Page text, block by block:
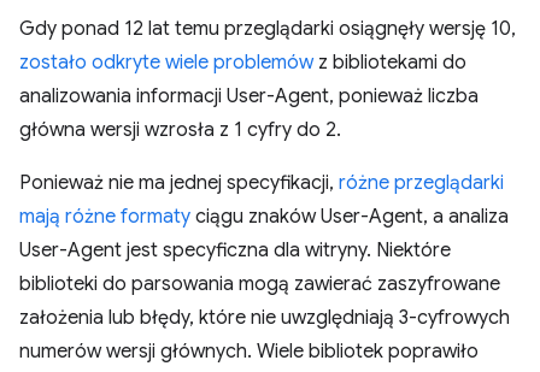
Gdy ponad 12 lat temu przeglądarki osiągnęły wersję 10,
zostało odkryte wiele problemówz bibliotekami do
analizowania informacji User-Agent, ponieważ liczba
główna wersji wzrosła z 1 cyfry do 2.
Ponieważ nie ma jednej specyfikacji, różne przeglądarki
mają różne formaty ciągu znaków User-Agent, a analiza
User-Agent jest specyficzna dla witryny. Niektóre
biblioteki do parsowania mogą zawierać zaszyfrowane
założenia lub błędy, które nie uwzględniają 3-cyfrowych
numerów wersji głównych. Wiele bibliotek poprawiło